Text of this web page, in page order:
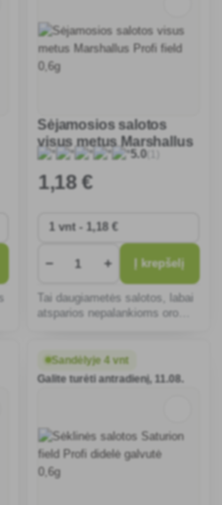
Sėjamosios salotos
visus metus Marshallus
Profi field 0,6g5.0(1)
1,18 €
− + Į krepšelį
Tai daugiametės salotos, labai
atsparios nepalankioms oro
tinkančios patikimam ir
skaniam derliui sode gauti.
Sandėlyje 4 vnt
Galite turėti antradienį, 11.08.